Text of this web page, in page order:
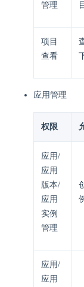
管理
项目
查看
应用管理
权限
应用/
应用
版本/
应用
实例
管理
应用/
应用